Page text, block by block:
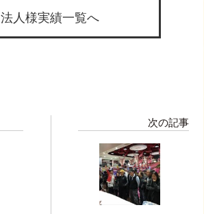
法人様実績一覧へ
次の記事